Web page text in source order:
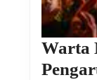
Warta